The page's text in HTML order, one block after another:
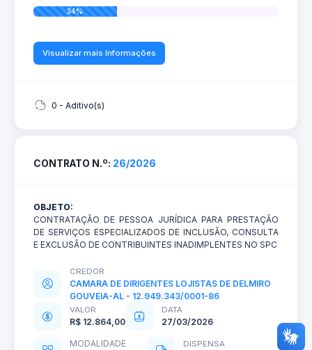
34%
Visualizar mais Informações
0 - Aditivo(s)
CONTRATO N.º: 26/2026
OBJETO:
CONTRATAÇÃO DE PESSOA JURÍDICA PARA PRESTAÇÃO
DE SERVIÇOS ESPECIALIZADOS DE INCLUSÃO, CONSULTA
E EXCLUSÃO DE CONTRIBUINTES INADIMPLENTES NO SPC
CREDOR
CAMARA DE DIRIGENTES LOJISTAS DE DELMIRO
GOUVEIA-AL - 12.949.343/0001-86
VALOR
R$ 12.864,00
DATA
27/03/2026
MODALIDADE DISPENSA